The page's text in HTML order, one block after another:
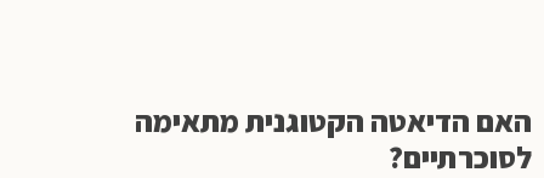
האם הדיאטה הקטוגנית מתאימה
לסוכרתיים?